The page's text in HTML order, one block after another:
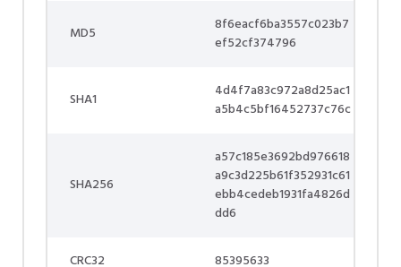
MD5
8f6eacf6ba3557c023b7
ef52cf374796
SHA1
4d4f7a83c972a8d25ac1
a5b4c5bf16452737c76c
SHA256
a57c185e3692bd976618
a9c3d225b61f352931c61
ebb4cedeb1931fa4826d
dd6
CRC32 85395633